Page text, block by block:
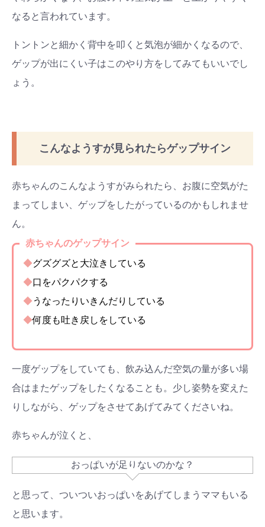
なると言われています。
トントンと細かく背中を叩くと気泡が細かくなるので、
ゲップが出にくい子はこのやり方をしてみてもいいでし
ょう。
こんなようすが見られたらゲップサイン
赤ちゃんのこんなようすがみられたら、お腹に空気がた
まってしまい、ゲップをしたがっているのかもしれませ
ん。
赤ちゃんのゲップサイン
◆グズグズと大泣きしている
◆口をパクパクする
◆ うなったりいきんだりしている
◆何度も吐き戻しをしている
一度ゲップをしていても、飲み込んだ空気の量が多い場
合はまたゲップをしたくなることも。少し姿勢を変えた
りしながら、ゲップをさせてあげてみてくださいね。
赤ちゃんが泣くと、
おっぱいが足りないのかな？
と思って、ついついおっぱいをあげてしまうママもいる
と思います。